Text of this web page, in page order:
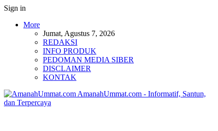
Sign in
More
Jumat, Agustus 7, 2026
REDAKSI
INFO PRODUK
PEDOMAN MEDIA SIBER
DISCLAIMER
KONTAK
AmanahUmmat.com - Informatif, Santun,
dan Terpercaya